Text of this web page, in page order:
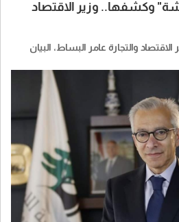
وكشفها.. وزير الاقتصاد
والتجارة عامر البساط، البيان